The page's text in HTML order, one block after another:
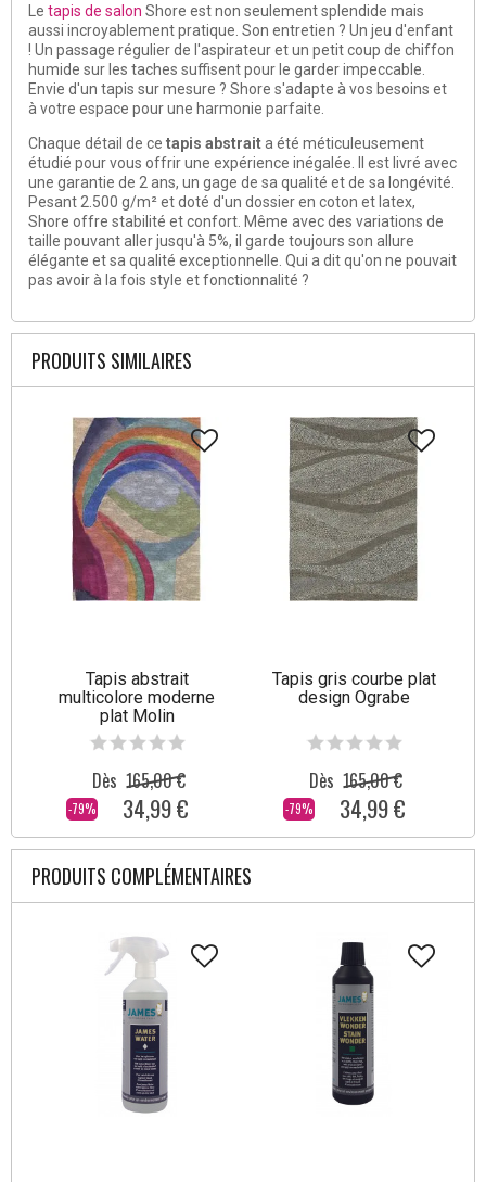
Le tapis de salon Shore est non seulement splendide mais
aussi incroyablement pratique. Son entretien ? Un jeu d'enfant
! Un passage régulier de l'aspirateur et un petit coup de chiffon
humide sur les taches suffisent pour le garder impeccable.
Envie d'un tapis sur mesure ? Shore s'adapte à vos besoins et
à votre espace pour une harmonie parfaite.
Chaque détail de ce tapis abstraita été méticuleusement
étudié pour vous offrir une expérience inégalée. Il est livré avec
une garantie de 2 ans, un gage de sa qualité et de sa longévité.
Pesant 2.500 g/m² et doté d'un dossier en coton et latex,
Shore offre stabilité et confort. Même avec des variations de
taille pouvant aller jusqu'à 5%, il garde toujours son allure
élégante et sa qualité exceptionnelle. Qui a dit qu'on ne pouvait
pas avoir à la fois style et fonctionnalité ?
PRODUITS SIMILAIRES
Tapis abstrait
multicolore moderne
plat Molin
-79%
Dès 165,00 €
34,99 €
Tapis gris courbe plat
design Ograbe
-79%
Dès 165,00 €
34,99 €
PRODUITS COMPLÉMENTAIRES